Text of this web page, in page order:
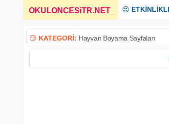
OKULONCESiTR.NET 😍
😏 KATEGORİ: Hayvan Boyama Sayfaları